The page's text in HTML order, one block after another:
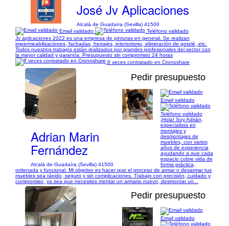
José Jv Aplicaciones
Alcalá de Guadaíra (Sevilla) 41500
Email validado
Teléfono validado
Jv aplicaciones 2022 es una empresa de pinturas en general. Se realizan
impermeabilizaciones, fachadas, herrajes, interiorismo, eliminación de gotelé, etc.
Todos nuestros trabajos están realizados por grandes profesionales del sector con
la mayor calidad y garantía. Presupuesto sin compromiso 24 horas
8 veces contratado en Cronoshare
1/7
Pedir presupuesto
Adrian Marin
Fernández
Alcalá de Guadaíra (Sevilla) 41500
Email validado
Teléfono validado
¡Hola! Soy Adrián,
especialista en
montajes y
desmontajes de
muebles, con varios
años de experiencia
ayudando a que cada
espacio cobre vida de
forma práctica,
ordenada y funcional. Mi objetivo es hacer que el proceso de armar o desarmar tus
muebles sea rápido, seguro y sin complicaciones. Trabajo con precisión, cuidado y
compromiso, ya sea que necesites montar un armario nuevo, desmontar un...
Pedir presupuesto
Email validado